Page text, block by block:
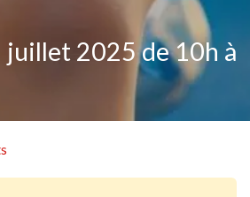
juillet 2025 de 10h à